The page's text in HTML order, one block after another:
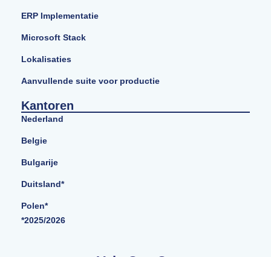
ERP Implementatie
Microsoft Stack
Lokalisaties
Aanvullende suite voor productie
Kantoren
Nederland
Belgie
Bulgarije
Duitsland*
Polen*
*2025/2026